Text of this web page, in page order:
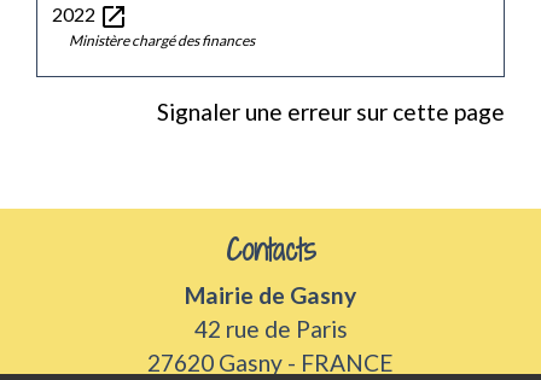
2022 open_in_new
Ministère chargé des finances
Signaler une erreur sur cette page
Contacts
Mairie de Gasny
42 rue de Paris
27620 Gasny - FRANCE